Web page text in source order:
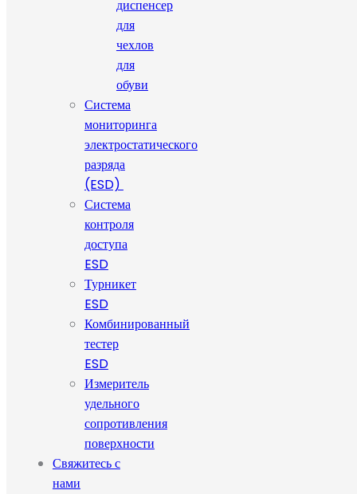
диспенсер
для
чехлов
для
обуви
Система
мониторинга
электростатического
разряда
(ESD)
Система
контроля
доступа
ESD
Турникет
ESD
Комбинированный
тестер
ESD
Измеритель
удельного
сопротивления
поверхности
Свяжитесь с
нами